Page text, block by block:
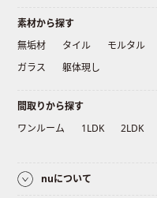
素材から探す
無垢材
タイル モルタル
ガラス
躯体現し
間取りから探す
ワンルーム
1LDK 2LDK
nuについて